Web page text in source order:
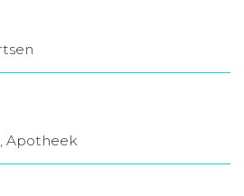
leeromgeving
Apotheek